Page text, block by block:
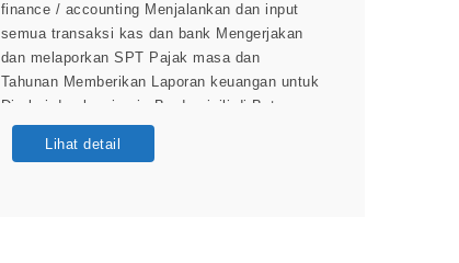
finance / accounting Menjalankan dan input
semua transaksi kas dan bank Mengerjakan
dan melaporkan SPT Pajak masa dan
Tahunan Memberikan Laporan keuangan untuk
Direksi dan komisaris Berdomisili di Batam
Kualifikasi / Persyaratan : Pengalaman min. 1
tahun Menguasai arus kas, laporan keuangan
Lihat detail